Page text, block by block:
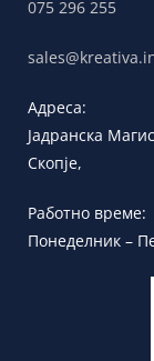
075 296 255
Адреса:
Јадранска
Скопје,
Работно време:
Понеделник –